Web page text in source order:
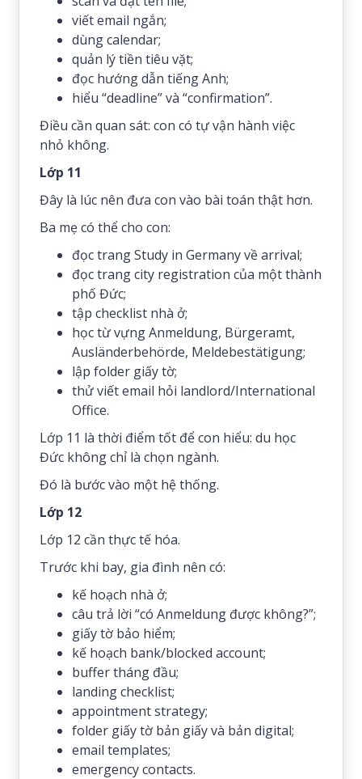
viết email ngắn;
dùng calendar;
quản lý tiền tiêu vặt;
đọc hướng dẫn tiếng Anh;
hiểu “deadline” và “confirmation”.
Điều cần quan sát: con có tự vận hành việc
nhỏ không.
Lớp 11
Đây là lúc nên đưa con vào bài toán thật hơn.
Ba mẹ có thể cho con:
đọc trang Study in Germany về arrival;
đọc trang city registration của một thành
phố Đức;
tập checklist nhà ở;
học từ vựng Anmeldung, Bürgeramt,
Ausländerbehörde, Meldebestätigung;
lập folder giấy tờ;
thử viết email hỏi landlord/International
Office.
Lớp 11 là thời điểm tốt để con hiểu: du học
Đức không chỉ là chọn ngành.
Đó là bước vào một hệ thống.
Lớp 12
Lớp 12 cần thực tế hóa.
Trước khi bay, gia đình nên có:
kế hoạch nhà ở;
câu trả lời “có Anmeldung được không?”;
giấy tờ bảo hiểm;
kế hoạch bank/blocked account;
buffer tháng đầu;
landing checklist;
appointment strategy;
folder giấy tờ bản giấy và bản digital;
email templates;
emergency contacts.